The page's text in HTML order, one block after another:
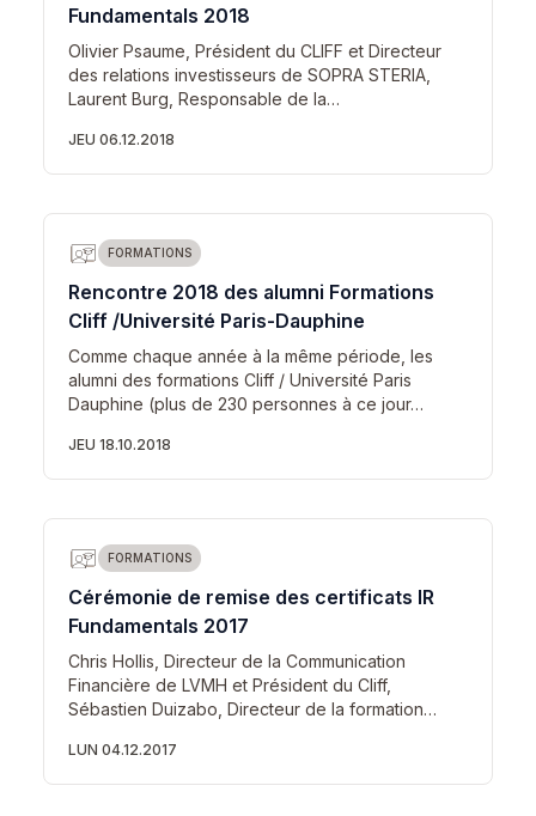
Fundamentals 2018
Olivier Psaume, Président du CLIFF et Directeur
des relations investisseurs de SOPRA STERIA,
Laurent Burg, Responsable de la…
JEU 06.12.2018
FORMATIONS
Rencontre 2018 des alumni Formations
Cliff /Université Paris-Dauphine
Comme chaque année à la même période, les
alumni des formations Cliff / Université Paris
Dauphine (plus de 230 personnes à ce jour…
JEU 18.10.2018
FORMATIONS
Cérémonie de remise des certificats IR
Fundamentals 2017
Chris Hollis, Directeur de la Communication
Financière de LVMH et Président du Cliff,
Sébastien Duizabo, Directeur de la formation…
LUN 04.12.2017